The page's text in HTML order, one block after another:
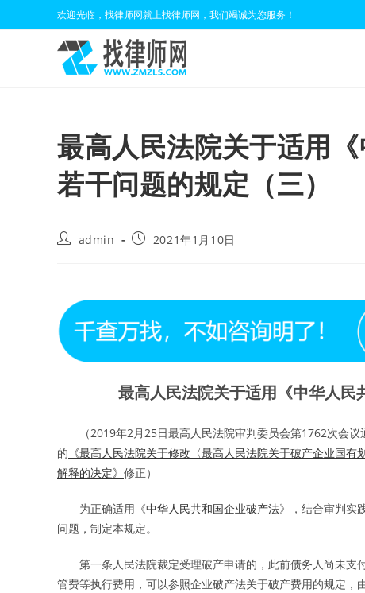
to
欢迎光临，找律师网就上找律师网，我们竭诚为您服务！
最高人民法院关于适用
若干问题的规定（三）
Postadmin
Post2021年1月10日
最高人民法院关于适用《中华人民
（2019年2月25日最高人民法院审判委员会第1762次会议
的 《最高人民法院关于修改〈最高人民法院关于破产企业国
解释的决定》 修正）
为正确适用《中华人民共和国企业破产法》，结合审判实
问题，制定本规定。
第一条人民法院裁定受理破产申请的，此前债务人尚未支
管费等执行费用，可以参照企业破产法关于破产费用的规定，